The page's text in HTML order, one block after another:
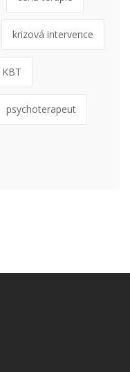
krizová intervence
KBT
psychoterapeut